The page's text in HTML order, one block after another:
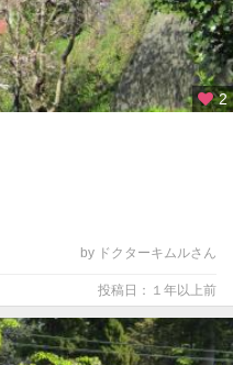
2
by ドクターキムルさん
投稿日：１年以上前